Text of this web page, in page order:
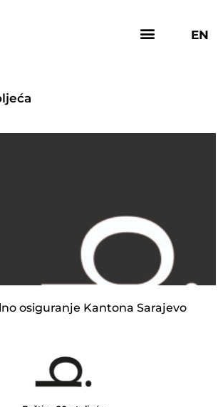
EN
osiguranje Kantona Sarajevo